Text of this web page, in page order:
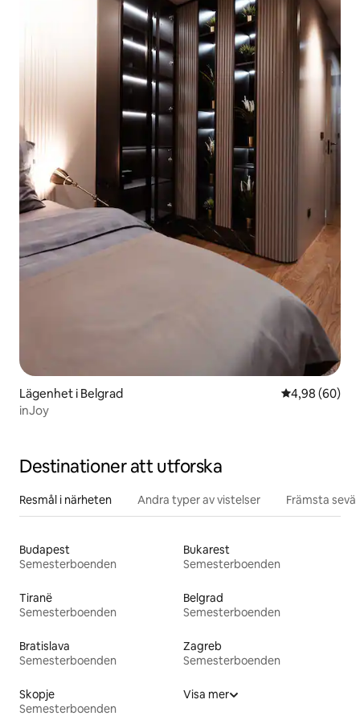
Lägenhet i Belgrad 4,98 av 5 i
4,98 (60)
inJoy
Destinationer att utforska
Resmål i närheten Andra typer av vistelser Främsta
Budapest
Semesterboenden
Bukarest
Semesterboenden
Tiranë
Semesterboenden
Belgrad
Semesterboenden
Bratislava
Semesterboenden
Zagreb
Semesterboenden
Skopje
Semesterboenden
Visa mer